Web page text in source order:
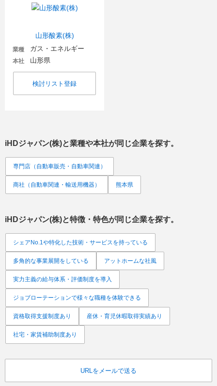
山形酸素(株)
業種 ガス・エネルギー
本社 山形県
検討リスト登録
iHDジャパン(株)と業種や本社が同じ企業を探す。
専門店（自動車販売・自動車関連）
商社（自動車関連・輸送用機器） 熊本県
iHDジャパン(株)と特徴・特色が同じ企業を探す。
シェアNo.1や特化した技術・サービスを持っている
多角的な事業展開をしている アットホームな社風
実力主義の給与体系・評価制度を導入
ジョブローテーションで様々な職種を体験できる
資格取得支援制度あり 産休・育児休暇取得実績あり
社宅・家賃補助制度あり
URLをメールで送る